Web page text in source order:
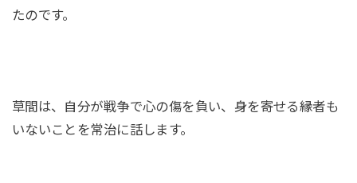
たのです。
草間は、自分が戦争で心の傷を負い、身を寄せる縁者も
いないことを常治に話します。